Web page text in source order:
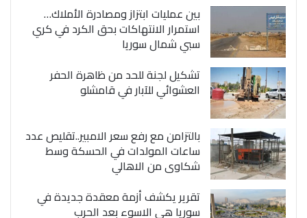
بين عمليات ابتزاز ومصادرة الأملاك…
استمرار الانتهاكات بحق الكرد في كري
سبي شمال سوريا
تشكيل لجنة للحد من ظاهرة الحفر
العشوائي للآبار في قامشلو
بالتزامن مع رفع سعر الامبير..تقليص عدد
ساعات المولدات في الحسكة وسط
شكاوى من الاهالي
تقرير يكشف أزمة معقدة جديدة في
سوريا هي الاسوء بعد الحرب